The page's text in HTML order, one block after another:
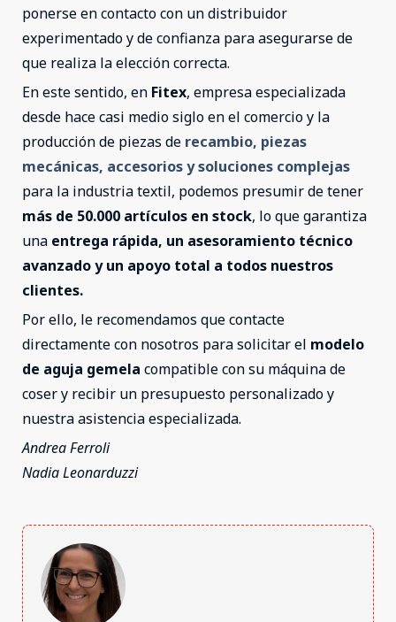
ponerse en contacto con un distribuidor
experimentado y de confianza para asegurarse de
que realiza la elección correcta.
En este sentido, en Fitex, empresa especializada
desde hace casi medio siglo en el comercio y la
producción de piezas de recambio, piezas
mecánicas, accesorios y soluciones complejas
para la industria textil, podemos presumir de tener
más de 50.000 artículos en stock, lo que garantiza
una entrega rápida, un asesoramiento técnico
avanzado y un apoyo total a todos nuestros
clientes.
Por ello, le recomendamos que contacte
directamente con nosotros para solicitar el modelo
de aguja gemela compatible con su máquina de
coser y recibir un presupuesto personalizado y
nuestra asistencia especializada.
Andrea Ferroli
Nadia Leonarduzzi